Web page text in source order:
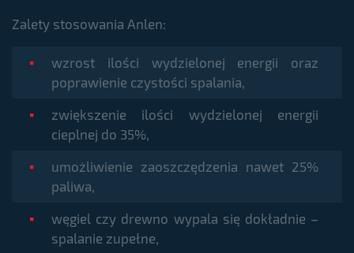
Zalety stosowania Anlen:
wzrost ilości wydzielonej energii oraz
poprawienie czystości spalania,
zwiększenie ilości wydzielonej energii
cieplnej do 35%,
umożliwienie zaoszczędzenia nawet 25%
paliwa,
węgiel czy drewno wypala się dokładnie –
spalanie zupełne,